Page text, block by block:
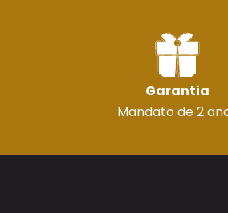
Garantia
Mandato de 2